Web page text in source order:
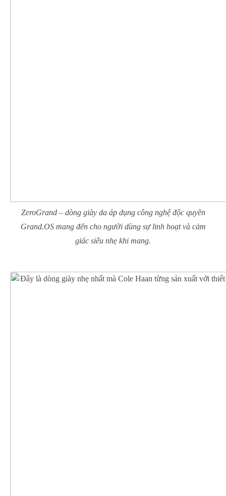
ZeroGrand – dòng giày da áp dụng công nghệ độc quyền
Grand.OS mang đến cho người dùng sự linh hoạt và cảm
giác siêu nhẹ khi mang.